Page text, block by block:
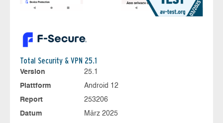
Total Security & VPN 25.1
Version
25.1
Plattform
Android 12
Report
253206
Datum
März 2025